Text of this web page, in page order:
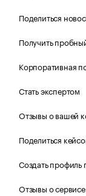
Поделиться
Получить
Корпоративная
Стать экспертом
Отзывы о вашей
Поделиться
Создать
Отзывы о сервисе